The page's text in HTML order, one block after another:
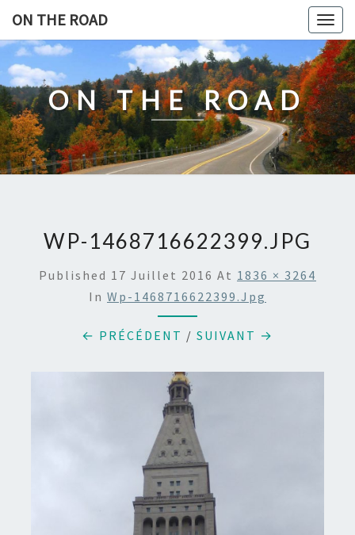
content
ON THE ROAD
ON THE ROAD
WP-1468716622399.JPG
Published 17 Juillet 2016 At 1836 × 3264
In Wp-1468716622399.jpg
← PRÉCÉDENT / SUIVANT →